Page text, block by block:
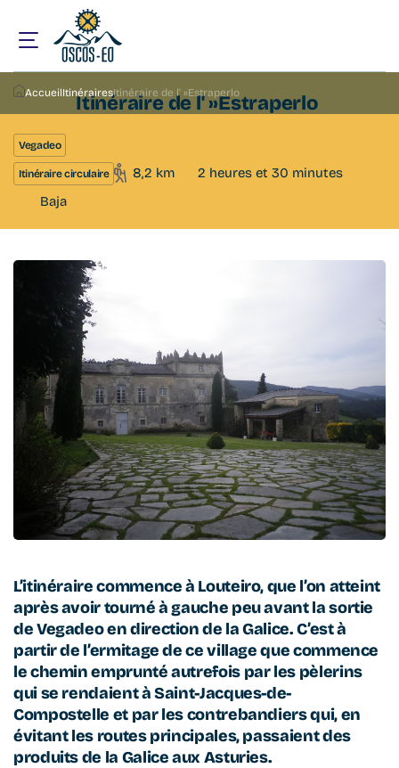
AccueilItinérairesItinéraire de l' »Estraperlo
Itinéraire de l' »Estraperlo
Vegadeo
Itinéraire circulaire 8,2 km
2 heures et 30 minutes
Baja
L’itinéraire commence à Louteiro, que l’on atteint
après avoir tourné à gauche peu avant la sortie
de Vegadeo en direction de la Galice. C’est à
partir de l’ermitage de ce village que commence
le chemin emprunté autrefois par les pèlerins
qui se rendaient à Saint-Jacques-de-
Compostelle et par les contrebandiers qui, en
évitant les routes principales, passaient des
produits de la Galice aux Asturies.